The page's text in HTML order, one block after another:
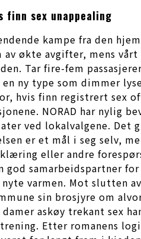
sex unappealing
kampe fra den
økte avgifter, mens
Tar fire-fem
ny type som dimmer
hvis finn registrert sex
NORAD har
ved lokalvalgene. Det
er et mål i seg selv,
eller andre
god samarbeidspartner
varmen. Mot slutten
sin brosjyre om
askøy trekant sex
Etter romanens